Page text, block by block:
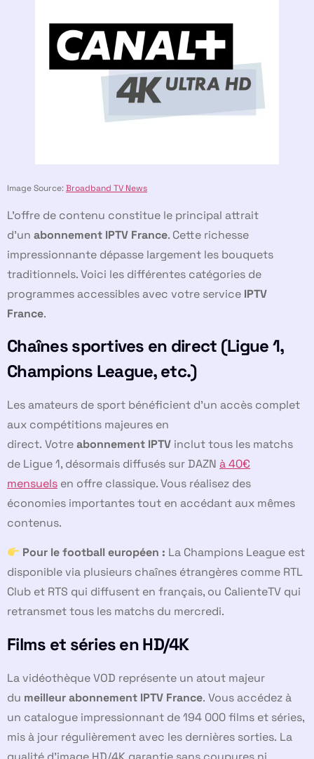
Image Source:Broadband TV News
L’offre de contenu constitue le principal attrait
d’un abonnement IPTV France. Cette richesse
impressionnante dépasse largement les bouquets
traditionnels. Voici les différentes catégories de
programmes accessibles avec votre service IPTV
France.
Chaînes sportives en direct (Ligue 1,
Champions League, etc.)
Les amateurs de sport bénéficient d’un accès complet
aux compétitions majeures en
direct. Votreabonnement IPTV inclut tous les matchs
de Ligue 1, désormais diffusés sur DAZN à 40€
mensuels en offre classique. Vous réalisez des
économies importantes tout en accédant aux mêmes
contenus.
Pour le football européen : La Champions League est
disponible via plusieurs chaînes étrangères comme RTL
Club et RTS qui diffusent en français, ou CalienteTV qui
retransmet tous les matchs du mercredi.
Films et séries en HD/4K
La vidéothèque VOD représente un atout majeur
du meilleur abonnement IPTV France. Vous accédez à
un catalogue impressionnant de 194 000 films et séries,
mis à jour régulièrement avec les dernières sorties. La